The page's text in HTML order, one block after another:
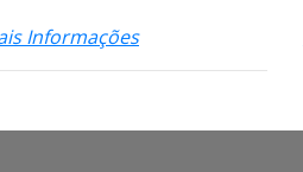
Informações